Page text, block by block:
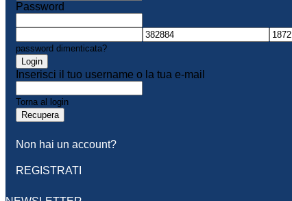
Password
password dimenticata?
Login
Inserisci il tuo username o la tua e-mail
Torna al login
Recupera
Non hai un account?
REGISTRATI